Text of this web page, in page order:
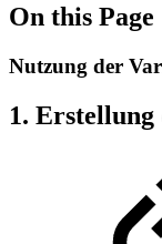
On this Page
Nutzung der
1.